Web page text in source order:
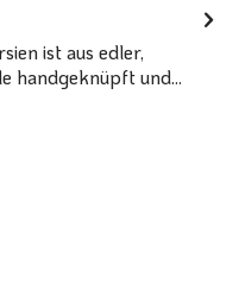
ist aus edler,
handgeknüpft und...